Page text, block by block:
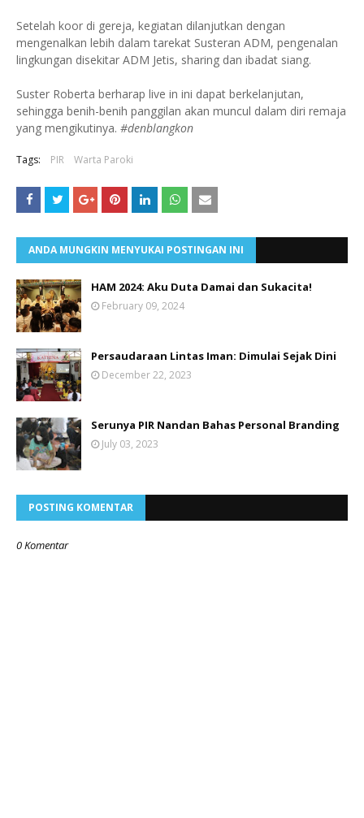
Setelah koor di gereja, kegiatan dilanjutkan dengan
mengenalkan lebih dalam tarekat Susteran ADM, pengenalan
lingkungan disekitar ADM Jetis, sharing dan ibadat siang.
Suster Roberta berharap live in ini dapat berkelanjutan,
sehingga benih-benih panggilan akan muncul dalam diri remaja
yang mengikutinya. #denblangkon
Tags: PIR Warta Paroki
ANDA MUNGKIN MENYUKAI POSTINGAN INI
HAM 2024: Aku Duta Damai dan Sukacita!
February 09, 2024
Persaudaraan Lintas Iman: Dimulai Sejak Dini
December 22, 2023
Serunya PIR Nandan Bahas Personal Branding
July 03, 2023
POSTING KOMENTAR
0 Komentar